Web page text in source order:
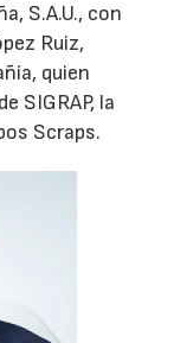
S.A.U., con
Ruiz,
quien
SIGRAP, la
Scraps.